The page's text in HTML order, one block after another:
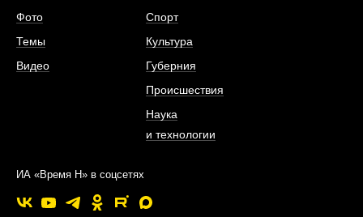
Фото
Темы
Видео
Спорт
Культура
Губерния
Происшествия
Наука
и технологии
ИА «Время Н» в соцсетях